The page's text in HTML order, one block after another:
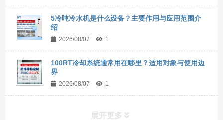
5冷吨冷水机是什么设备？主要作用与应用范围介
绍
2026/08/07 1
100RT冷却系统通常用在哪里？适用对象与使用边
界
2026/08/07 1
展开更多